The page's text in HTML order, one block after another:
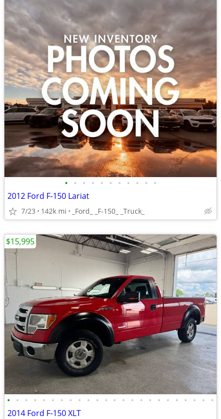
• • • • • • • • • • •
2012 Ford F-150 Lariat
7/23 142k mi _Ford_ _F-150_ _Truck_
• • • • • • • • • • • • • • • • • • • • • • • •
2014 Ford F-150 XLT
$15,995